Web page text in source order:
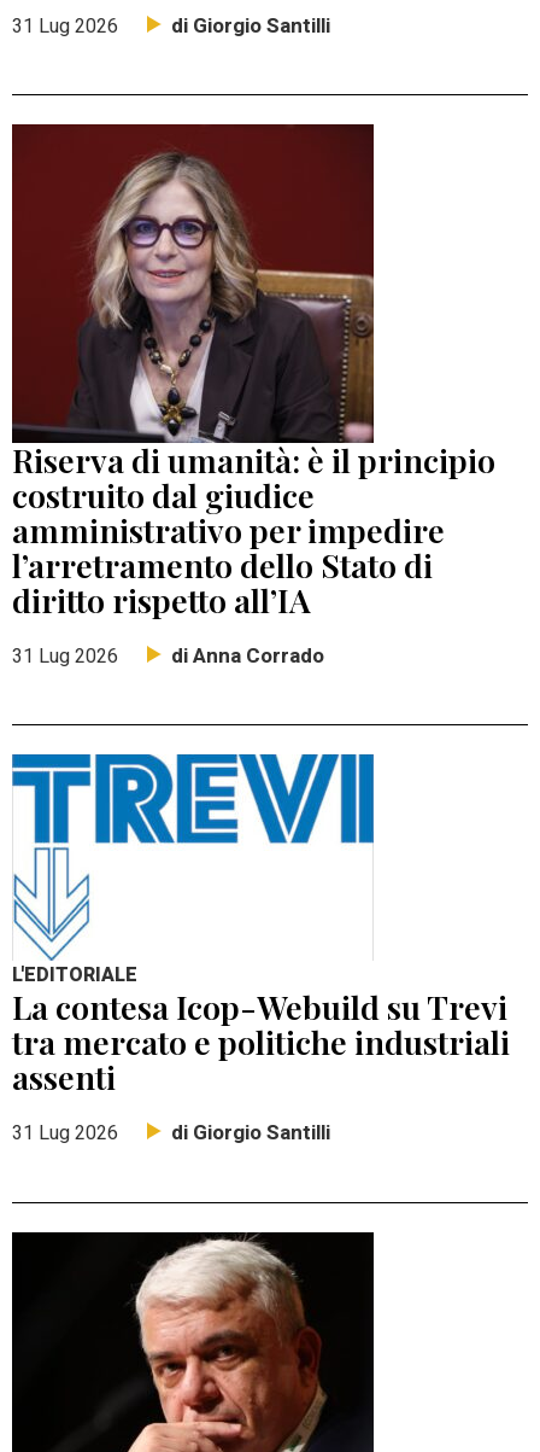
31 Lug 2026 di Giorgio Santilli
Riserva di umanità: è il principio
costruito dal giudice
amministrativo per impedire
l’arretramento dello Stato di
diritto rispetto all’IA
31 Lug 2026 di Anna Corrado
L'EDITORIALE
La contesa Icop-Webuild su Trevi
tra mercato e politiche industriali
assenti
31 Lug 2026 di Giorgio Santilli